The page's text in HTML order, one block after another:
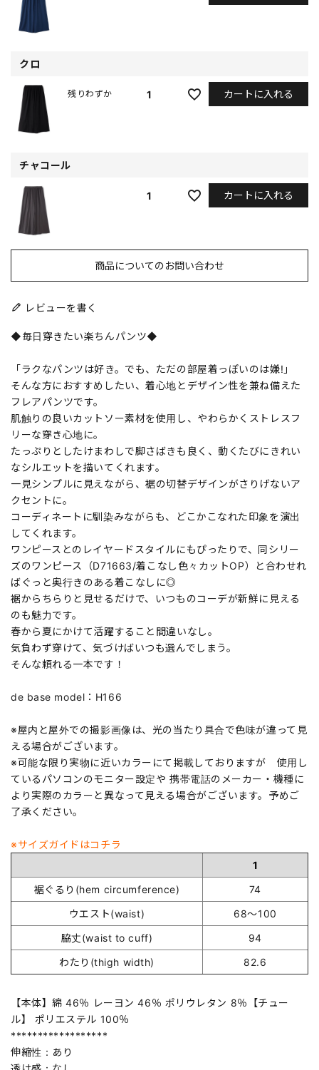
クロ
1
残りわずか カートに入れる
チャコール
1 カートに入れる
商品についてのお問い合わせ
レビューを書く
◆毎日穿きたい楽ちんパンツ◆
「ラクなパンツは好き。でも、ただの部屋着っぽいのは嫌!」
そんな方におすすめしたい、着心地とデザイン性を兼ね備えた
フレアパンツです。
肌触りの良いカットソー素材を使用し、やわらかくストレスフ
リーな穿き心地に。
たっぷりとしたけまわしで脚さばきも良く、動くたびにきれい
なシルエットを描いてくれます。
一見シンプルに見えながら、裾の切替デザインがさりげないア
クセントに。
コーディネートに馴染みながらも、どこかこなれた印象を演出
してくれます。
ワンピースとのレイヤードスタイルにもぴったりで、同シリー
ズのワンピース（D71663/着こなし色々カットOP）と合わせれ
ばぐっと奥行きのある着こなしに◎
裾からちらりと見せるだけで、いつものコーデが新鮮に見える
のも魅力です。
春から夏にかけて活躍すること間違いなし。
気負わず穿けて、気づけばいつも選んでしまう。
そんな頼れる一本です！
de base model：H166
※屋内と屋外での撮影画像は、光の当たり具合で色味が違って見
える場合がございます。
※可能な限り実物に近いカラーにて掲載しておりますが 使用し
ているパソコンのモニター設定や 携帯電話のメーカー・機種に
より実際のカラーと異なって見える場合がございます。予めご
了承ください。
※サイズガイドはコチラ
1
裾ぐるり(hem circumference)
74
ウエスト(waist)
68～100
脇丈(waist to cuff)
94
わたり(thigh width)
82.6
【本体】綿 46％ レーヨン 46％ ポリウレタン 8％【チュー
ル】 ポリエステル 100％
******************
伸縮性：あり